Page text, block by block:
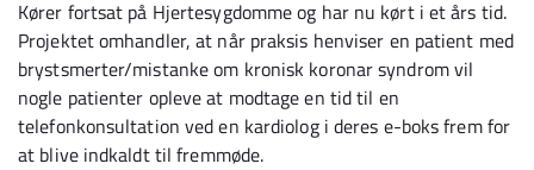
Kører fortsat på Hjertesygdomme og har nu kørt i et års tid.
Projektet omhandler, at når praksis henviser en patient med
brystsmerter/mistanke om kronisk koronar syndrom vil
nogle patienter opleve at modtage en tid til en
telefonkonsultation ved en kardiolog i deres e-boks frem for
at blive indkaldt til fremmøde.